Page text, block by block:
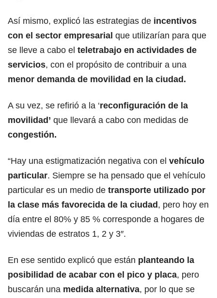
Así mismo, explicó las estrategias de incentivos
con el sector empresarial que utilizarían para que
se lleve a cabo el teletrabajo en actividades de
servicios, con el propósito de contribuir a una
menor demanda de movilidad en la ciudad.
A su vez, se refirió a la ‘reconfiguración de la
movilidad’ que llevará a cabo con medidas de
congestión.
“Hay una estigmatización negativa con el vehículo
particular. Siempre se ha pensado que el vehículo
particular es un medio de transporte utilizado por
la clase más favorecida de la ciudad, pero hoy en
día entre el 80% y 85 % corresponde a hogares de
viviendas de estratos 1, 2 y 3″.
En ese sentido explicó que están planteando la
posibilidad de acabar con el pico y placa, pero
buscarán una medida alternativa, por lo que se